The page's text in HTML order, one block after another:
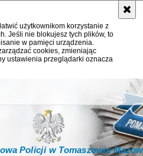
użytkownikom korzystanie z
Jeśli nie blokujesz tych plików, to
w pamięci urządzenia.
cookies, zmieniając
ustawienia przeglądarki oznacza
Policji w Tomaszowie